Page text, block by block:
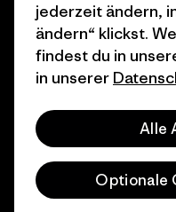
© 2026 Patagonia, Inc. All
jederzeit ändern,
ändern“ klickst.
findest du in
in unserer
Alle
Optionale